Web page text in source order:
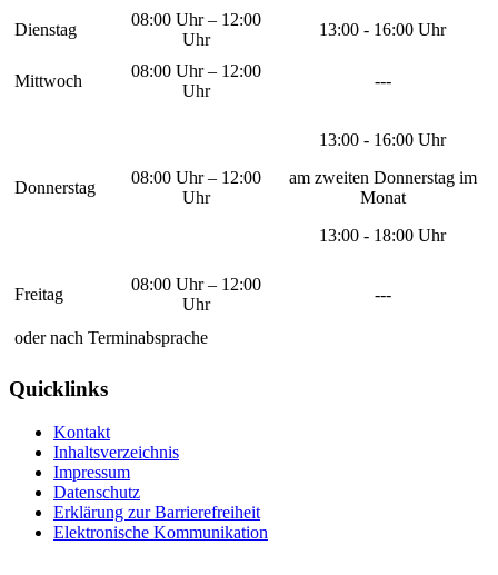
Dienstag
08:00 Uhr – 12:00
Uhr
13:00 - 16:00 Uhr
Mittwoch
08:00 Uhr – 12:00
Uhr
---
Donnerstag
08:00 Uhr – 12:00
Uhr
13:00 - 16:00 Uhr
am zweiten Donnerstag im
Monat
13:00 - 18:00 Uhr
Freitag
08:00 Uhr – 12:00
Uhr
---
oder nach Terminabsprache
Quicklinks
Kontakt
Inhaltsverzeichnis
Impressum
Datenschutz
Erklärung zur Barrierefreiheit
Elektronische Kommunikation